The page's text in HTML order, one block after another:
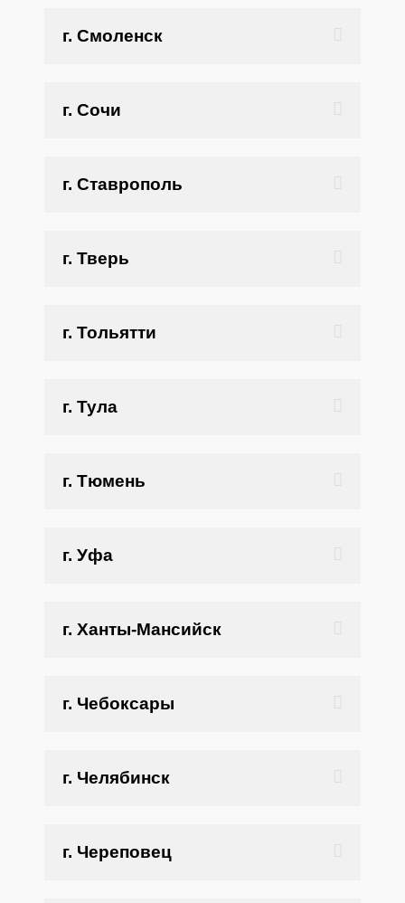
г. Смоленск
г. Сочи
г. Ставрополь
г. Тверь
г. Тольятти
г. Тула
г. Тюмень
г. Уфа
г. Ханты-Мансийск
г. Чебоксары
г. Челябинск
г. Череповец